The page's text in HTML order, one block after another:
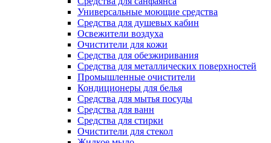
Универсальные моющие средства
Средства для душевых кабин
Освежители воздуха
Очистители для кожи
Средства для обезжиривания
Средства для металлических поверхностей
Промышленные очистители
Кондиционеры для белья
Средства для мытья посуды
Средства для ванн
Средства для стирки
Очистители для стекол